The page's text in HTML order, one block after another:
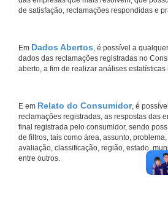
de satisfação, reclamações respondidas e
Em Dados Abertos, é possível a
dados das reclamações registradas no
aberto, a fim de realizar análises
E em Relato do Consumidor, é
reclamações registradas, as respostas das
final registrada pelo consumidor, sendo
de filtros, tais como área, assunto,
avaliação, classificação, região, estado,
entre outros.